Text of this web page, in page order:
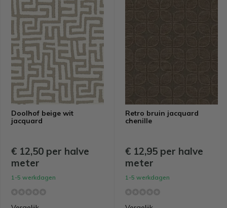
Doolhof beige wit
jacquard
€ 12,50 per halve
meter
1-5 werkdagen
Retro bruin jacquard
chenille
€ 12,95 per halve
meter
1-5 werkdagen